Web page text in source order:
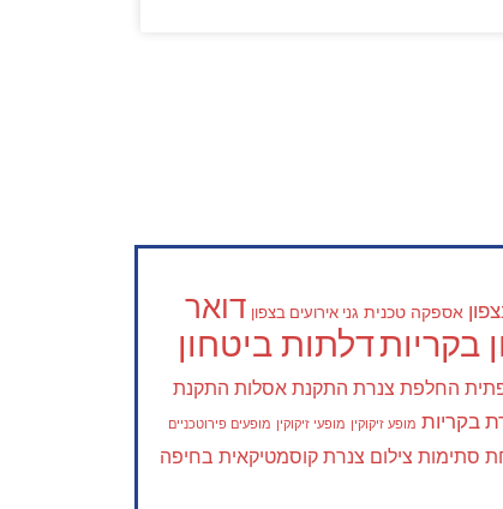
אספקה טכנית גני אירועים בצפון דואר
בקריותדלתות ביטחון
החלפת צנרת התקנת אסלות התקנת
בקריות מופע זיקוקין מופעי זיקוקין מופעים פירוטכניים
סתימות צילום צנרת קוסמטיקאית בחיפה